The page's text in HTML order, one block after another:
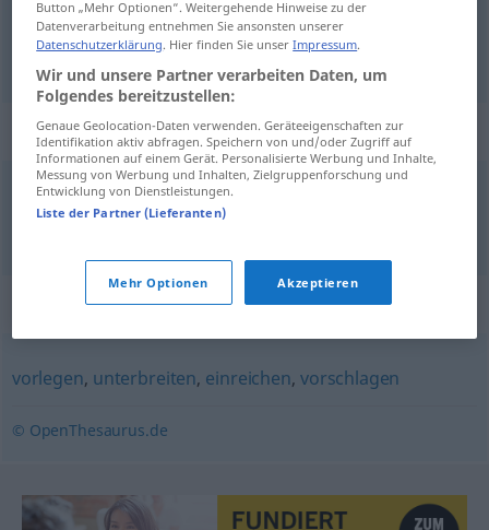
aanvoeren,uiten, teberde brengen vorbringen
Beispielsätze für "vorbringen"
eineBittevorbringen
doen indienen)
Synonyme für "vorbringen"
vorlegen, unterbreiten, einreichen,vorschlagen
© OpenThesaurus.de
Button „Mehr Optionen“. Weitergehende Hinweise zu der
Datenverarbeitung entnehmen Sie ansonsten unserer
Datenschutzerklärung. Hier finden Sie unserImpressum.
Wir und unsere Partner verarbeiten Daten, um
Folgendes bereitzustellen:
Genaue Geolocation-Daten verwenden. Geräteeigenschaften zur
Identifikation aktiv abfragen. Speichern von und/oder Zugriff auf
Informationen auf einem Gerät. Personalisierte Werbung und Inhalte,
Messung von Werbung und Inhalten, Zielgruppenforschung und
Entwicklung von Dienstleistungen.
Liste der Partner (Lieferanten)
Mehr Optionen Akzeptieren